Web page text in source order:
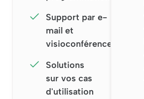
Support par e-
mail et
visioconférence
Solutions
sur vos cas
d'utilisation